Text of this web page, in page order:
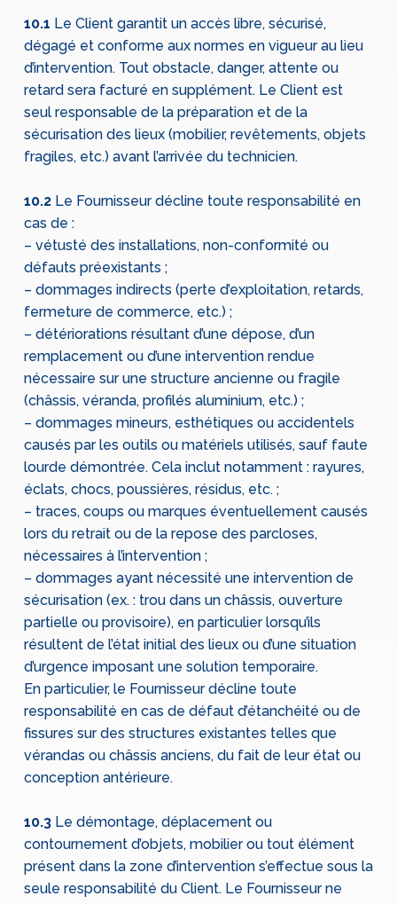
10.1 Le Client garantit un accès libre, sécurisé,
dégagé et conforme aux normes en vigueur au lieu
d’intervention. Tout obstacle, danger, attente ou
retard sera facturé en supplément. Le Client est
seul responsable de la préparation et de la
sécurisation des lieux (mobilier, revêtements, objets
fragiles, etc.) avant l’arrivée du technicien.
10.2Le Fournisseur décline toute responsabilité en
cas de :
– vétusté des installations, non-conformité ou
défauts préexistants ;
– dommages indirects (perte d’exploitation, retards,
fermeture de commerce, etc.) ;
– détériorations résultant d’une dépose, d’un
remplacement ou d’une intervention rendue
nécessaire sur une structure ancienne ou fragile
(châssis, véranda, profilés aluminium, etc.) ;
– dommages mineurs, esthétiques ou accidentels
causés par les outils ou matériels utilisés, sauf faute
lourde démontrée. Cela inclut notamment : rayures,
éclats, chocs, poussières, résidus, etc. ;
– traces, coups ou marques éventuellement causés
lors du retrait ou de la repose des parcloses,
nécessaires à l’intervention ;
– dommages ayant nécessité une intervention de
sécurisation (ex. : trou dans un châssis, ouverture
partielle ou provisoire), en particulier lorsqu’ils
résultent de l’état initial des lieux ou d’une situation
d’urgence imposant une solution temporaire.
En particulier, le Fournisseur décline toute
responsabilité en cas de défaut d’étanchéité ou de
fissures sur des structures existantes telles que
vérandas ou châssis anciens, du fait de leur état ou
conception antérieure.
10.3Le démontage, déplacement ou
contournement d’objets, mobilier ou tout élément
présent dans la zone d’intervention s’effectue sous la
seule responsabilité du Client. Le Fournisseur ne